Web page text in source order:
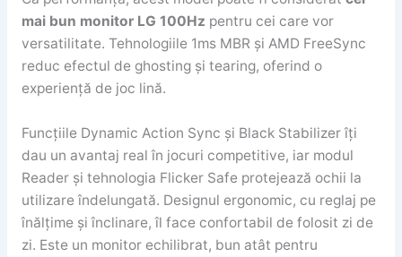
mai bun monitor LG 100Hz pentru cei care vor
versatilitate. Tehnologiile 1ms MBR și AMD FreeSync
reduc efectul de ghosting și tearing, oferind o
experiență de joc lină.
Funcțiile Dynamic Action Sync și Black Stabilizer îți
dau un avantaj real în jocuri competitive, iar modul
Reader și tehnologia Flicker Safe protejează ochii la
utilizare îndelungată. Designul ergonomic, cu reglaj pe
înălțime și înclinare, îl face confortabil de folosit zi de
zi. Este un monitor echilibrat, bun atât pentru